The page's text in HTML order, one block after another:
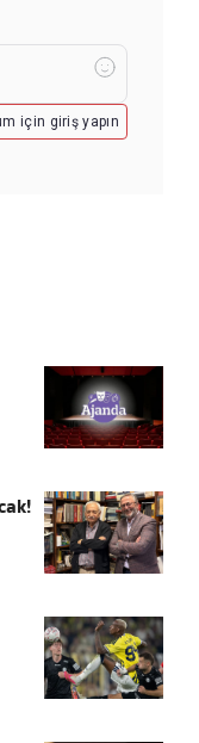
için giriş yapın